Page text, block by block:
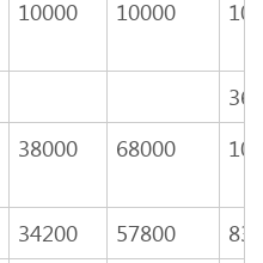
10000 10000
38000 68000
34200 57800